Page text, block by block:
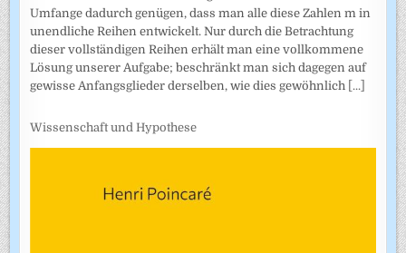
Umfange dadurch genügen, dass man alle diese Zahlen m in
unendliche Reihen entwickelt. Nur durch die Betrachtung
dieser vollständigen Reihen erhält man eine vollkommene
Lösung unserer Aufgabe; beschränkt man sich dagegen auf
gewisse Anfangsglieder derselben, wie dies gewöhnlich [...]
Wissenschaft und Hypothese